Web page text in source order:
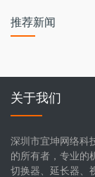
推荐新闻
关于我们
深圳市宜坤网络科
的所有者，专业的
切换器、延长器、